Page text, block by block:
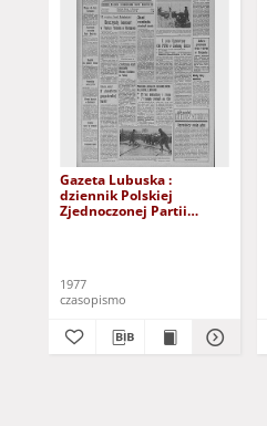
Gazeta Lubuska :
dziennik Polskiej
Zjednoczonej Partii
1977
czasopismo